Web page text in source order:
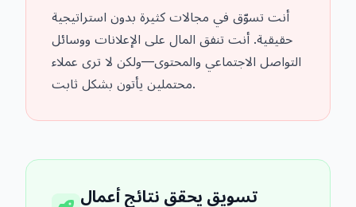
أنت تسوّق في مجالات كثيرة بدون استراتيجية
حقيقية. أنت تنفق المال على الإعلانات ووسائل
التواصل الاجتماعي والمحتوى—ولكن لا ترى عملاء
محتملين يأتون بشكل ثابت.
تسويق يحقق نتائج أعمال